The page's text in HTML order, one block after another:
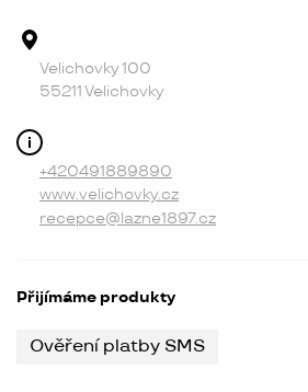
Velichovky 100
55211 Velichovky
+420491889890
www.velichovky.cz
recepce@lazne1897.cz
Přijímáme produkty
Ověření platby SMS